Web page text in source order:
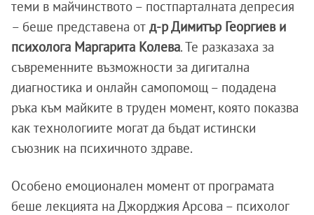
теми в майчинството – постпарталната депресия
– беше представена от д-р Димитър Георгиев и
психолога Маргарита Колева. Те разказаха за
съвременните възможности за дигитална
диагностика и онлайн самопомощ – подадена
ръка към майките в труден момент, която показва
как технологиите могат да бъдат истински
съюзник на психичното здраве.
Особено емоционален момент от програмата
беше лекцията на Джорджия Арсова – психолог